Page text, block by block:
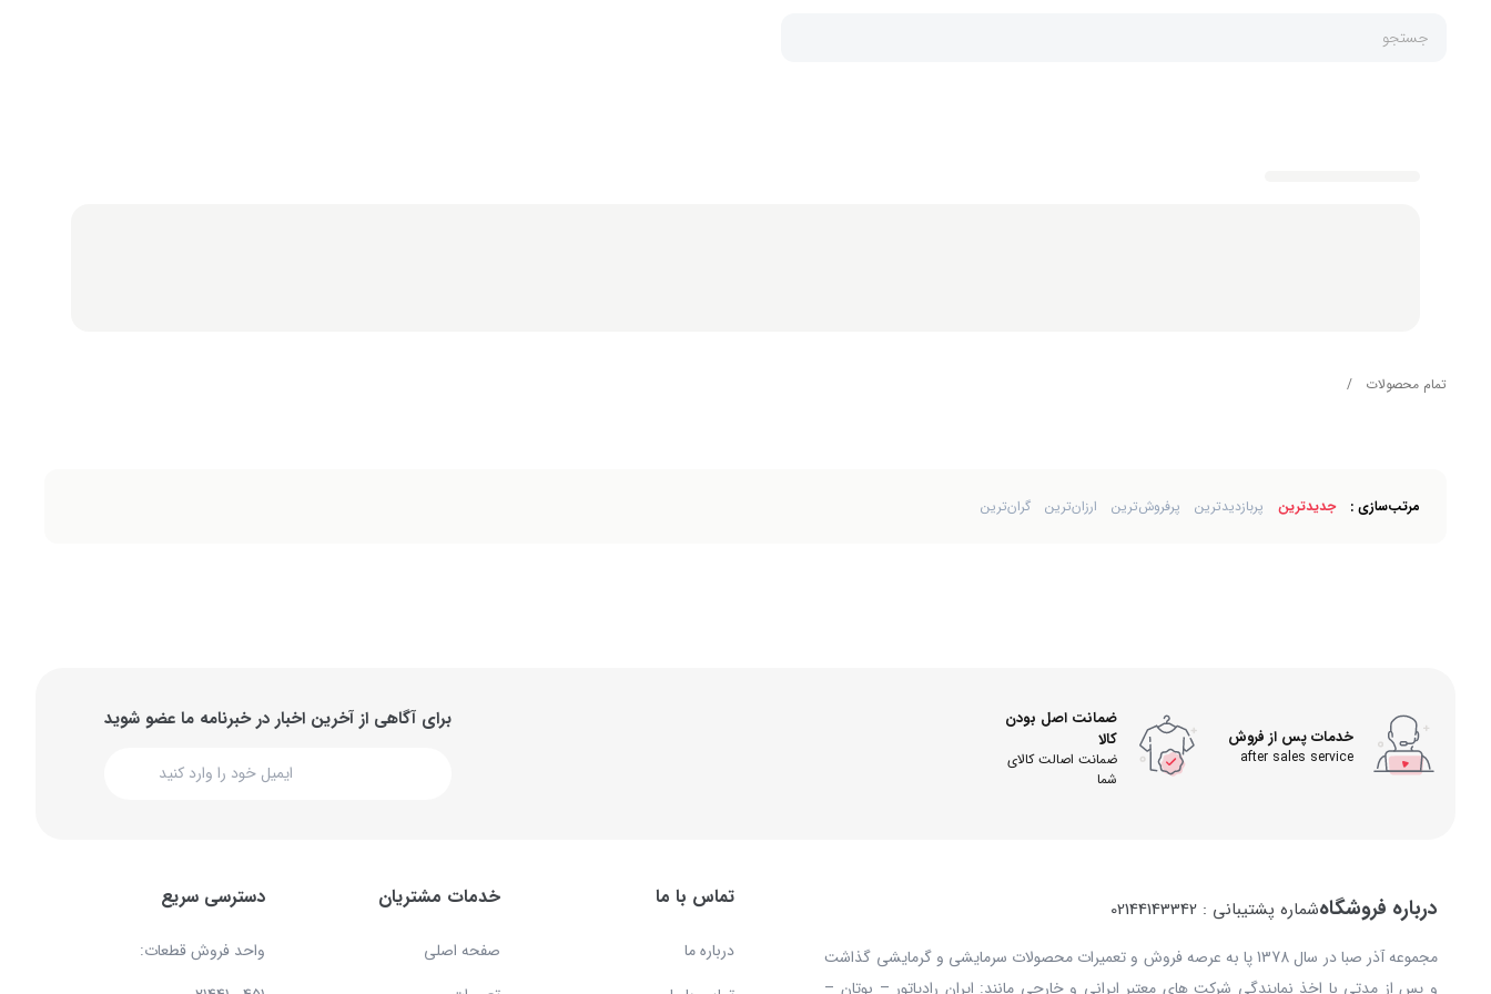
جستجو
تمام محصولات /
مرتب‌سازی : جدیدترین پربازدیدترین پرفروش‌ترین ارزان‌ترین گران‌ترین
خدمات پس از فروش
after sales service
ضمانت اصل بودن
کالا
ضمانت اصالت کالای
شما
برای آگاهی از آخرین اخبار در خبرنامه ما عضو شوید
درباره فروشگاهشماره پشتیبانی : 02144143342
مجموعه آذر صبا در سال 1378 پا به عرصه فروش و تعمیرات محصولات سرمایشی و گرمایشی گذاشت
و پس از مدتی با اخذ نمایندگی شرکت های معتبر ایرانی و خارجی مانند: ایران رادیاتور – بوتان –
تماس با ما
درباره ما
خدمات مشتریان
صفحه اصلی
دسترسی سریع
واحد فروش قطعات: